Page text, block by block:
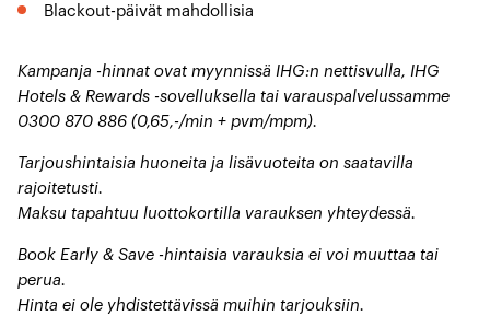
Blackout-päivät mahdollisia
Kampanja -hinnat ovat myynnissä IHG:n nettisvulla, IHG
Hotels & Rewards -sovelluksella tai varauspalvelussamme
0300 870 886 (0,65,-/min + pvm/mpm).
Tarjoushintaisia huoneita ja lisävuoteita on saatavilla
rajoitetusti.
Maksu tapahtuu luottokortilla varauksen yhteydessä.
Book Early & Save -hintaisia varauksia ei voi muuttaa tai
perua.
Hinta ei ole yhdistettävissä muihin tarjouksiin.